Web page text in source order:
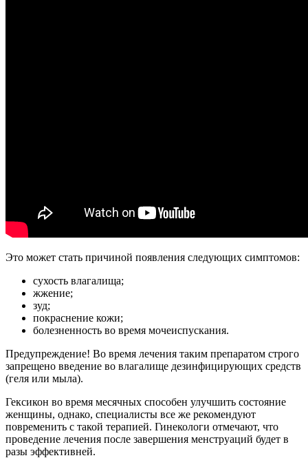
Это может стать причиной появления следующих симптомов:
сухость влагалища;
жжение;
зуд;
покраснение кожи;
болезненность во время мочеиспускания.
Предупреждение! Во время лечения таким препаратом строго
запрещено введение во влагалище дезинфицирующих средств
(геля или мыла).
Гексикон во время месячных способен улучшить состояние
женщины, однако, специалисты все же рекомендуют
повременить с такой терапией. Гинекологи отмечают, что
проведение лечения после завершения менструаций будет в
разы эффективней.